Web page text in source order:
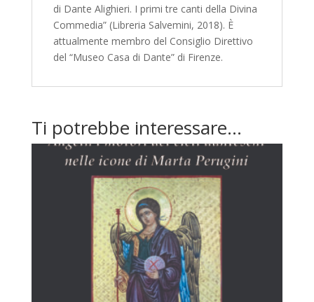
di Dante Alighieri. I primi tre canti della Divina
Commedia” (Libreria Salvemini, 2018). È
attualmente membro del Consiglio Direttivo
del “Museo Casa di Dante” di Firenze.
Ti potrebbe interessare…